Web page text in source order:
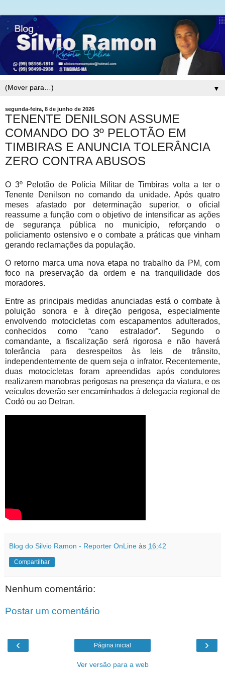
▼
segunda-feira, 8 de junho de 2026
TENENTE DENILSON ASSUME
COMANDO DO 3º PELOTÃO EM
TIMBIRAS E ANUNCIA TOLERÂNCIA
ZERO CONTRA ABUSOS
O 3º Pelotão de Polícia Militar de Timbiras volta a ter o
Tenente Denilson no comando da unidade. Após quatro
meses afastado por determinação superior, o oficial
reassume a função com o objetivo de intensificar as ações
de segurança pública no município, reforçando o
policiamento ostensivo e o combate a práticas que vinham
gerando reclamações da população.
O retorno marca uma nova etapa no trabalho da PM, com
foco na preservação da ordem e na tranquilidade dos
moradores.
Entre as principais medidas anunciadas está o combate à
poluição sonora e à direção perigosa, especialmente
envolvendo motocicletas com escapamentos adulterados,
conhecidos como “cano estralador”. Segundo o
comandante, a fiscalização será rigorosa e não haverá
tolerância para desrespeitos às leis de trânsito,
independentemente de quem seja o infrator. Recentemente,
duas motocicletas foram apreendidas após condutores
realizarem manobras perigosas na presença da viatura, e os
veículos deverão ser encaminhados à delegacia regional de
Codó ou ao Detran.
Blog do Silvio Ramon - Reporter OnLine às 16:42
Compartilhar
Nenhum comentário:
Postar um comentário
‹ ›
Página inicial
Ver versão para a web